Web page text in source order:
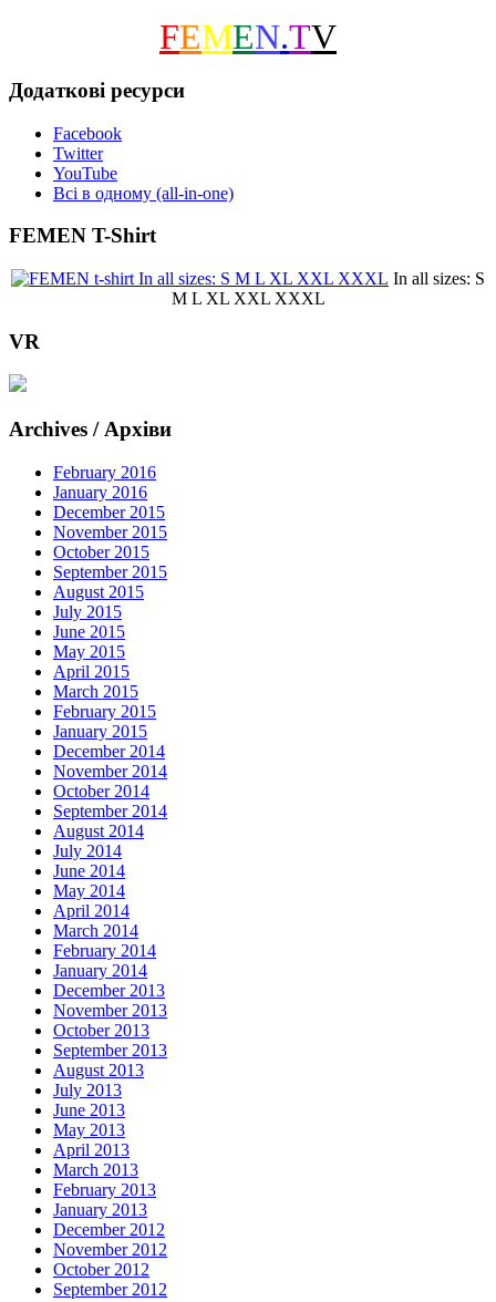
FEMEN.TV
Додаткові ресурси
Facebook
Twitter
YouTube
Всі в одному (all-in-one)
FEMEN T-Shirt
In all sizes: S
M L XL XXL XXXL
VR
Archives / Архіви
February 2016
January 2016
December 2015
November 2015
October 2015
September 2015
August 2015
July 2015
June 2015
May 2015
April 2015
March 2015
February 2015
January 2015
December 2014
November 2014
October 2014
September 2014
August 2014
July 2014
June 2014
May 2014
April 2014
March 2014
February 2014
January 2014
December 2013
November 2013
October 2013
September 2013
August 2013
July 2013
June 2013
May 2013
April 2013
March 2013
February 2013
January 2013
December 2012
November 2012
October 2012
September 2012